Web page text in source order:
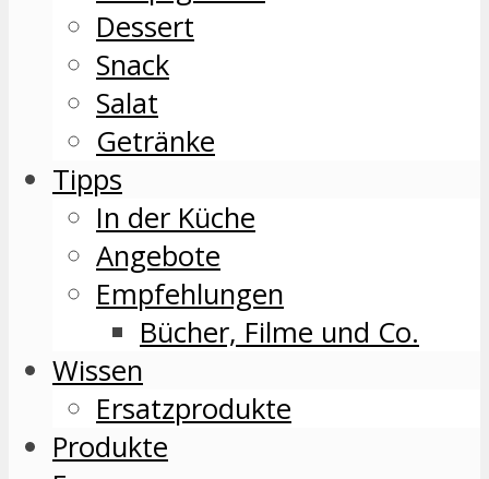
Dessert
Snack
Salat
Getränke
Tipps
In der Küche
Angebote
Empfehlungen
Bücher, Filme und Co.
Wissen
Ersatzprodukte
Produkte